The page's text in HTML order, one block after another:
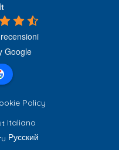
Policy
Italiano
Русский